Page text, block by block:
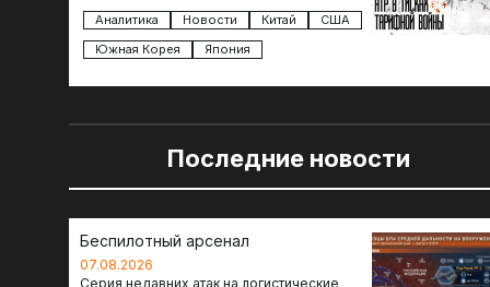
импорта из более 100 стран…
Аналитика Новости Китай
США
Южная Корея
Япония
Последние новости
Беспилотный арсенал
07.08.2026
Серия недавних атак на логистические